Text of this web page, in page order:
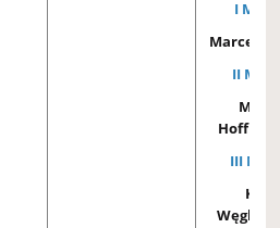
I
Marcel
II
III